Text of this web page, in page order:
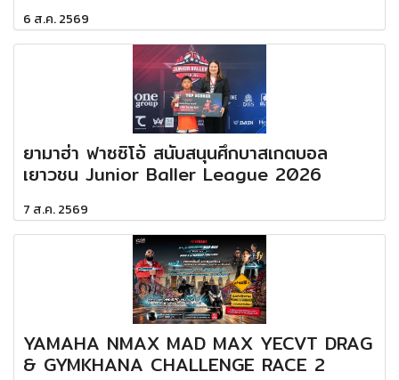
6 ส.ค. 2569
ยามาฮ่า ฟาซซิโอ้ สนับสนุนศึกบาสเกตบอล
เยาวชน Junior Baller League 2026
7 ส.ค. 2569
YAMAHA NMAX MAD MAX YECVT DRAG
& GYMKHANA CHALLENGE RACE 2